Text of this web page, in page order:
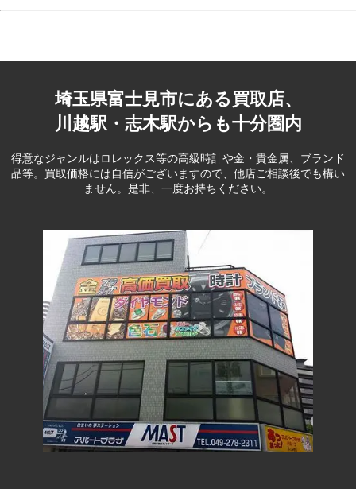
20％・ゴルフ
コメリ(1,000
円)
590円
グローバルス
タイル株主優
待券（35,000
円）
17,000円
(500円)
グローバルス
タイル株主優
待券（25,000
円）
グローバルス
タイル株主優
待券（16,000
円）
グローバルス
タイル株主優
待券（10,000
5,100円
銀座山形屋 1,200円
埼玉県富士見市にある買取店、
川越駅・志木駅からも十分圏内
得意なジャンルはロレックス等の高級時計や金・貴金属、ブランド
品等。 買取価格には自信がございますので、他店ご相談後でも構い
ません。是非、一度お持ちください。